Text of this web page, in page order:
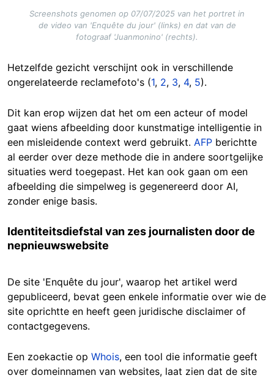
Screenshots genomen op 07/07/2025 van het portret in
de video van 'Enquête du jour' (links) en dat van de
fotograaf 'Juanmonino' (rechts).
Hetzelfde gezicht verschijnt ook in verschillende
ongerelateerde reclamefoto's (1, 2, 3, 4, 5).
Dit kan erop wijzen dat het om een acteur of model
gaat wiens afbeelding door kunstmatige intelligentie in
een misleidende context werd gebruikt. AFP berichtte
al eerder over deze methode die in andere soortgelijke
situaties werd toegepast. Het kan ook gaan om een
afbeelding die simpelweg is gegenereerd door AI,
zonder enige basis.
Identiteitsdiefstal van zes journalisten door de
nepnieuwswebsite
De site 'Enquête du jour', waarop het artikel werd
gepubliceerd, bevat geen enkele informatie over wie de
site oprichtte en heeft geen juridische disclaimer of
contactgegevens.
Een zoekactie op Whois, een tool die informatie geeft
over domeinnamen van websites, laat zien dat de site